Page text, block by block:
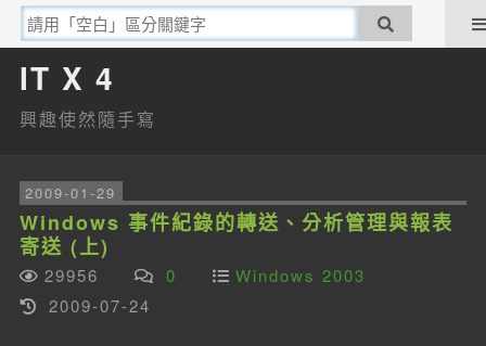
IT X 4
興趣使然隨手寫
2009-01-29
Windows 事件紀錄的轉送、分析管理與報表
寄送 (上)
29956 0
Windows 2003
2009-07-24